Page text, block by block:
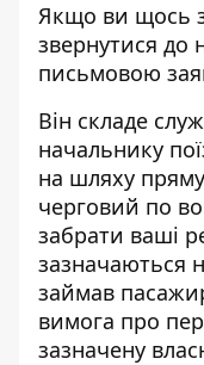
Якщо ви щось
звернутися до
письмовою
Він складе
начальнику
на шляху
черговий по
забрати ваші
зазначаються
займав
вимога про
зазначену